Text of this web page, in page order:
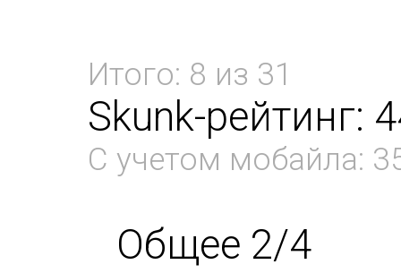
Итого: 8 из 31
Skunk-рейтинг:
С учетом мобайла:
Общее 2/4